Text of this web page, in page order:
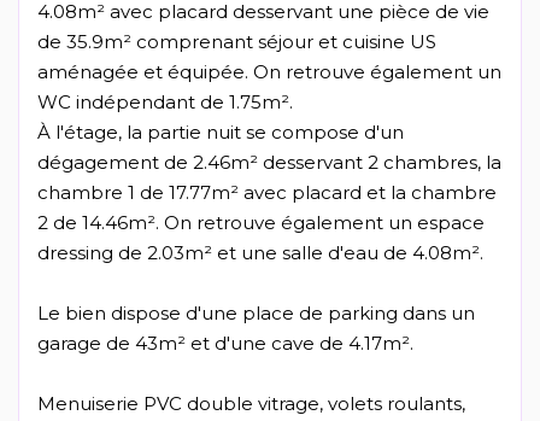
4.08m² avec placard desservant une pièce de vie
de 35.9m² comprenant séjour et cuisine US
aménagée et équipée. On retrouve également un
WC indépendant de 1.75m².
À l'étage, la partie nuit se compose d'un
dégagement de 2.46m² desservant 2 chambres, la
chambre 1 de 17.77m² avec placard et la chambre
2 de 14.46m². On retrouve également un espace
dressing de 2.03m² et une salle d'eau de 4.08m².
Le bien dispose d'une place de parking dans un
garage de 43m² et d'une cave de 4.17m².
Menuiserie PVC double vitrage, volets roulants,